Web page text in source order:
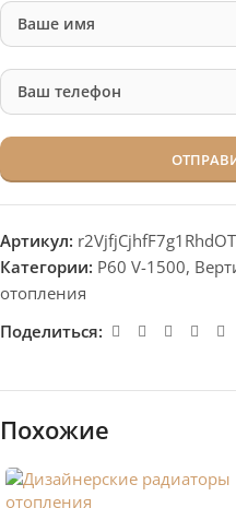
Артикул:
Категории: P60 V-1500,
отопления
Поделиться:
Похожие